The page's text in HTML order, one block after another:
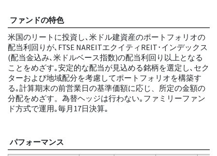
ファンドの特色
米国のリートに投資し､米ドル建資産のポートフォリオの
配当利回りが､FTSE NAREITエクイティREIT･インデックス
(配当金込み､米ドルベース指数)の配当利回り以上となる
ことをめざす｡安定的な配当が見込める銘柄を選定し､セク
ターおよび地域配分を考慮してポートフォリオを構築す
る｡計算期末の前営業日の基準価額に応じ、所定の金額の
分配をめざす。為替ヘッジは行わない｡ファミリーファン
ド方式で運用｡毎月17日決算｡
パフォーマンス